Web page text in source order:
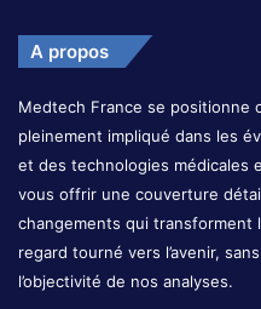
A propos
Medtech France se positionne
pleinement impliqué dans les
et des technologies médicales
vous offrir une couverture
changements qui
regard tourné vers l’avenir,
l’objectivité de nos analyses.